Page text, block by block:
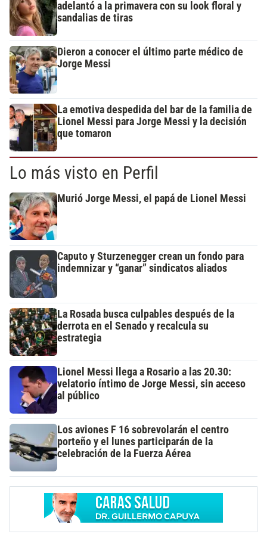
adelantó a la primavera con su look floral y
sandalias de tiras
Dieron a conocer el último parte médico de
Jorge Messi
La emotiva despedida del bar de la familia de
Lionel Messi para Jorge Messi y la decisión
que tomaron
Lo más visto en Perfil
Murió Jorge Messi, el papá de Lionel Messi
Caputo y Sturzenegger crean un fondo para
indemnizar y “ganar” sindicatos aliados
La Rosada busca culpables después de la
derrota en el Senado y recalcula su
estrategia
Lionel Messi llega a Rosario a las 20.30:
velatorio íntimo de Jorge Messi, sin acceso
al público
Los aviones F 16 sobrevolarán el centro
porteño y el lunes participarán de la
celebración de la Fuerza Aérea